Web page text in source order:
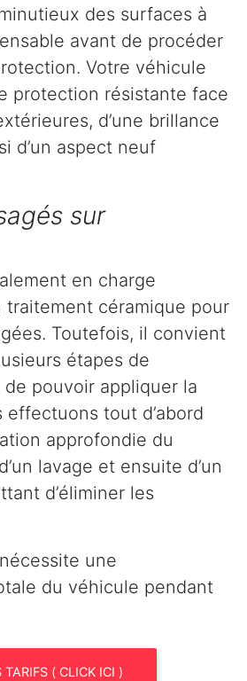
des surfaces à
avant de procéder
Votre véhicule
protection résistante face
d’une brillance
d’un aspect neuf
sur
en charge
traitement céramique pour
Toutefois, il convient
étapes de
pouvoir appliquer la
tout d’abord
approfondie du
lavage et ensuite d’un
d’éliminer les
une
du véhicule pendant
TARIFS ( CLICK ICI )